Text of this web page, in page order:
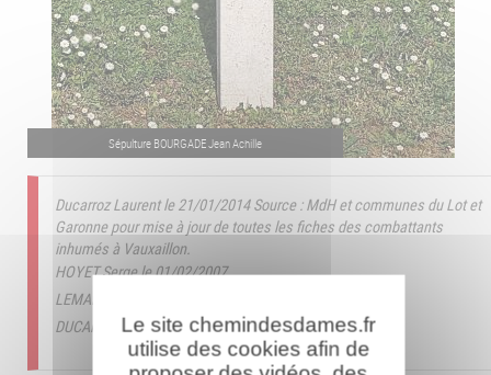
Sépulture BOURGADE Jean Achille
Ducarroz Laurent le 21/01/2014Source : MdH et communes du Lot et
Garonne pour mise à jour de toutes les fiches des combattants
inhumés à Vauxaillon.
HOYET Serge le 01/02/2007
LEMADRE Sylvain le 06/10/2025
DUCARROZ Laurent le 12/01/2026
Le site chemindesdames.fr
utilise des cookies afin de